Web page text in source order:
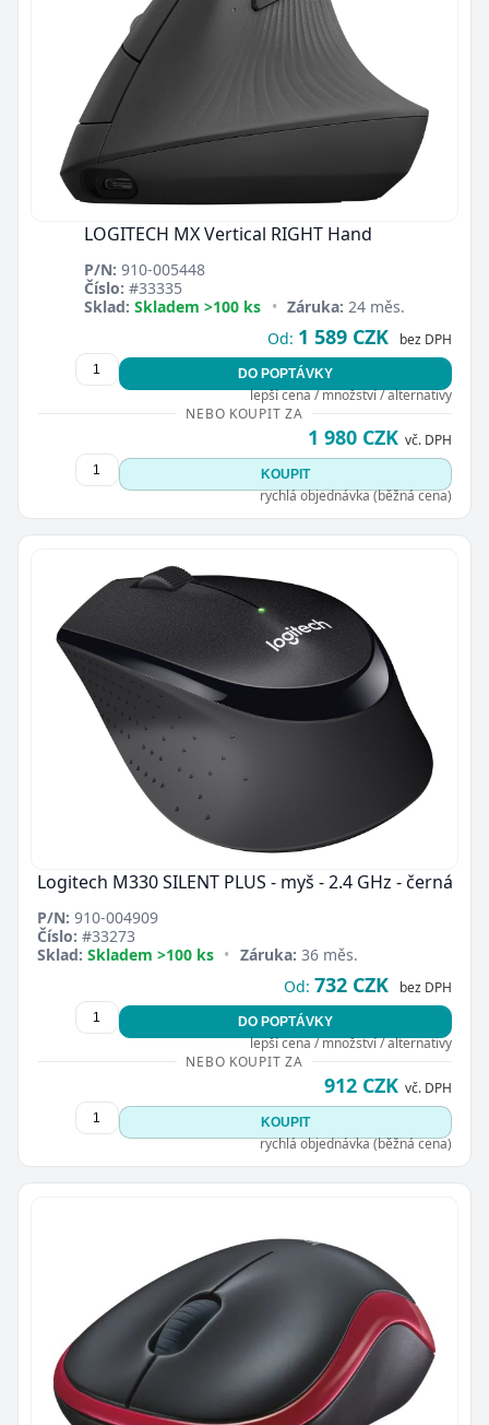
LOGITECH MX Vertical RIGHT Hand
P/N: 910-005448
Číslo: #33335
Sklad: Skladem >100 ks • Záruka: 24 měs.
Od: 1 589 CZK bez DPH
DO POPTÁVKY
lepší cena / množství / alternativy
NEBO KOUPIT ZA
1 980 CZK vč. DPH
KOUPIT
rychlá objednávka (běžná cena)
Logitech M330 SILENT PLUS - myš - 2.4 GHz - černá
P/N: 910-004909
Číslo: #33273
Sklad: Skladem >100 ks • Záruka: 36 měs.
Od: 732 CZK bez DPH
DO POPTÁVKY
lepší cena / množství / alternativy
NEBO KOUPIT ZA
912 CZK vč. DPH
KOUPIT
rychlá objednávka (běžná cena)